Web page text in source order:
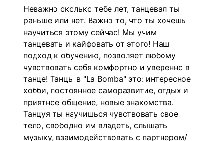
Неважно сколько тебе лет, танцевал ты
раньше или нет. Важно то, что ты хочешь
научиться этому сейчас! Мы учим
танцевать и кайфовать от этого! Наш
подход к обучению, позволяет любому
чувствовать себя комфортно и уверенно в
танце! Танцы в "La Bomba" это: интересное
хобби, постоянное саморазвитие, отдых и
приятное общение, новые знакомства.
Танцуя ты научишься чувствовать свое
тело, свободно им владеть, слышать
музыку, взаимодействовать с партнером/